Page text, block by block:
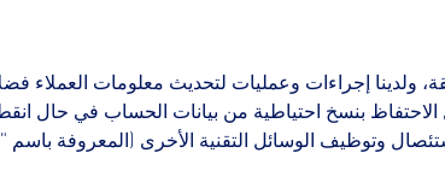
ولدينا إجراءات وعمليات لتحديث معلومات العملاء
بنسخ احتياطية من بيانات الحساب في حال
وتوظيف الوسائل التقنية الأخرى (المعروفة باسم